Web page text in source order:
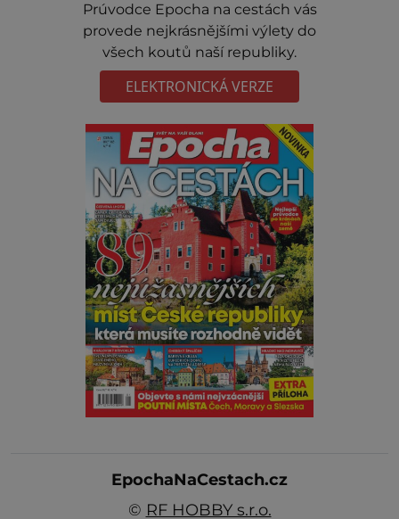
Prúvodce Epocha na cestách vás
provede nejkrásnějšími výlety do
všech koutů naší republiky.
ELEKTRONICKÁ VERZE
EpochaNaCestach.cz
© RF HOBBY s.r.o.